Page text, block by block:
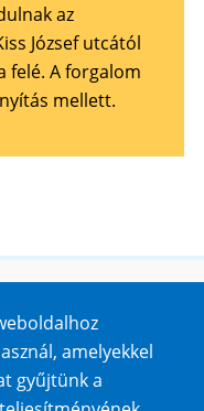
az
József utcától
felé. A forgalom
mellett.
amelyekkel
gyűjtünk a